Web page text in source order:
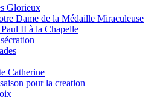
Glorieux
Dame de la Médaille Miraculeuse
Paul II à la Chapelle
Catherine
pour la creation